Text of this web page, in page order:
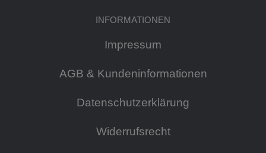
INFORMATIONEN
Impressum
AGB & Kundeninformationen
Datenschutzerklärung
Widerrufsrecht